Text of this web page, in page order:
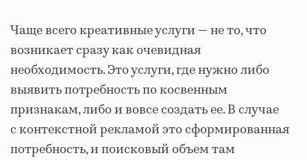
Чаще всего креативные услуги — не то, что
возникает сразу как очевидная
необходимость. Это услуги, где нужно либо
выявить потребность по косвенным
признакам, либо и вовсе создать ее. В случае
с контекстной рекламой это сформированная
потребность, и поисковый объем там